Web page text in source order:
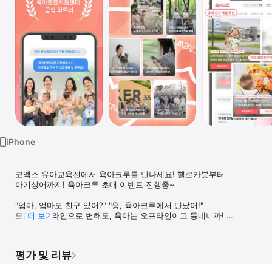
TV
iPhone
코엑스 유아교육전에서 육아크루를 만나세요! 헬로카봇부터
아기상어까지! 육아크루 초대 이벤트 진행중~
"엄마, 엄마도 친구 있어?" "응, 육아크루에서 만났어!"
모든 게 온라인으로 변해도, 육아는 오프라인이고 동네니까!
더 보기
평가 및 리뷰